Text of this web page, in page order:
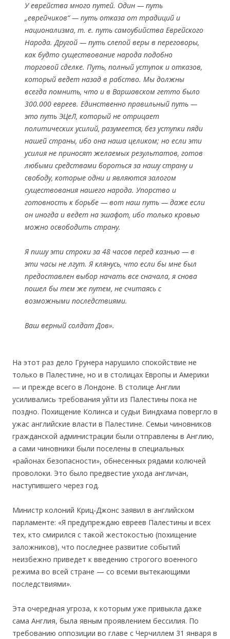
У еврейства много путей. Один — путь
„еврейчиков“ — путь отказа от традиций и
национализма, т. е. путь самоубийства Еврейского
Народа. Другой — путь слепой веры в переговоры,
как будто существование народа подобно
торговой сделке. Путь, полный уступок и отказов,
который ведет назад в рабство. Мы должны
всегда помнить, что и в Варшавском гетто было
300.000 евреев. Единственно правильный путь —
это путь ЭЦеЛ, который не отрицает
политических усилий, разумеется, без уступки пяди
нашей страны, ибо она наша целиком; но если эти
усилия не приносят желаемых результатов, готов
любыми средствами бороться за нашу страну и
свободу, которые одни и являются залогом
существования нашего народа. Упорство и
готовность к борьбе — вот наш путь — даже если
он иногда и ведет на эшафот, ибо только кровью
можно освободить страну.
Я пишу эти строки за 48 часов перед казнью — в
эти часы не лгут. Я клянусь, что если бы мне был
предоставлен выбор начать все сначала, я снова
пошел бы тем же путем, не считаясь с
возможными последствиями.
Ваш верный солдат Дов».
На этот раз дело Грунера нарушило спокойствие не
только в Палестине, но и в столицах Европы и Америки
— и прежде всего в Лондоне. В столице Англии
усиливались требования уйти из Палестины пока не
поздно. Похищение Колинса и судьи Виндхама повергло в
ужас английские власти в Палестине. Семьи чиновников
гражданской администрации были отправлены в Англию,
а сами чиновники были поселены в специальных
«районах безопасности», обнесенных рядами колючей
проволоки. Это было предвестие ухода англичан,
наступившего через год.
Министр колоний Криц-Джонс заявил в английском
парламенте: «Я предупреждаю евреев Палестины и всех
тех, кто смирился с такой жестокостью (похищение
заложников), что последнее развитие событий
неизбежно приведет к введению строгого военного
режима во всей стране — со всеми вытекающими
последствиями».
Эта очередная угроза, к которым уже привыкла даже
сама Англия, была явным проявлением бессилия. По
требованию оппозиции во главе с Черчиллем 31 января в